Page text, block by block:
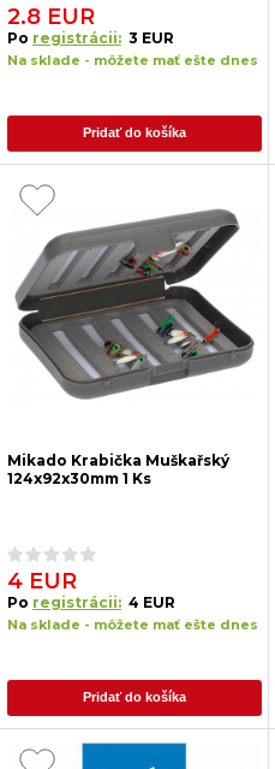
2.8 EUR
Po registrácii: 3 EUR
Na sklade - môžete mať ešte dnes
Pridať do košíka
Mikado Krabička Muškařský
124x92x30mm 1 Ks
4 EUR
Po registrácii: 4 EUR
Na sklade - môžete mať ešte dnes
Pridať do košíka